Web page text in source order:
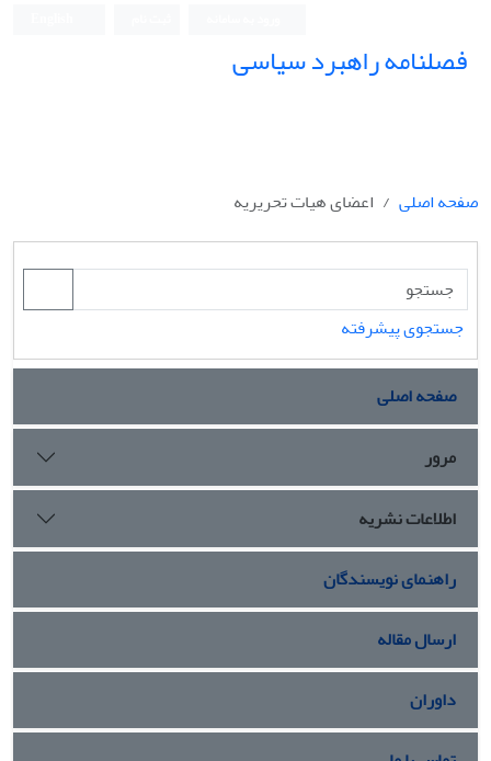
فصلنامه راهبرد سیاسی
صفحه اصلی اعضای هیات تحریریه
جستجوی پیشرفته
صفحه اصلی
مرور
اطلاعات نشریه
راهنمای نویسندگان
ارسال مقاله
داوران